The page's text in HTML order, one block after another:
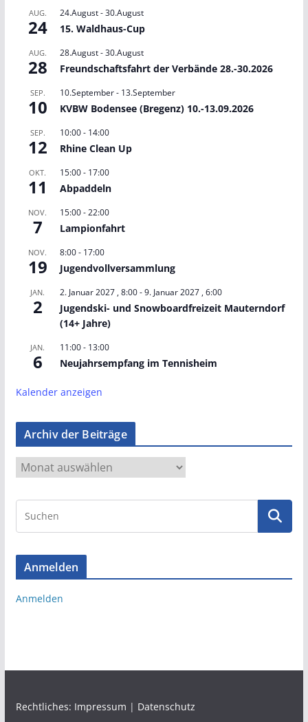
AUG.
24
24.August-30.August
15. Waldhaus-Cup
AUG.
28
28.August-30.August
Freundschaftsfahrt der Verbände 28.-30.2026
SEP.
10
10.September- 13.September
KVBW Bodensee (Bregenz) 10.-13.09.2026
SEP.
12
10:00- 14:00
Rhine Clean Up
OKT.
11
15:00- 17:00
Abpaddeln
NOV.
7
15:00-22:00
Lampionfahrt
NOV.
19
8:00- 17:00
Jugendvollversammlung
JAN.
2
2. Januar 2027 , 8:00-9. Januar 2027 , 6:00
Jugendski- und Snowboardfreizeit Mauterndorf
(14+ Jahre)
JAN.
6
11:00- 13:00
Neujahrsempfang im Tennisheim
Kalender anzeigen
Archiv der Beiträge
c
i
r
t
ä
Anmelden
Anmelden
Rechtliches: Impressum | Datenschutz